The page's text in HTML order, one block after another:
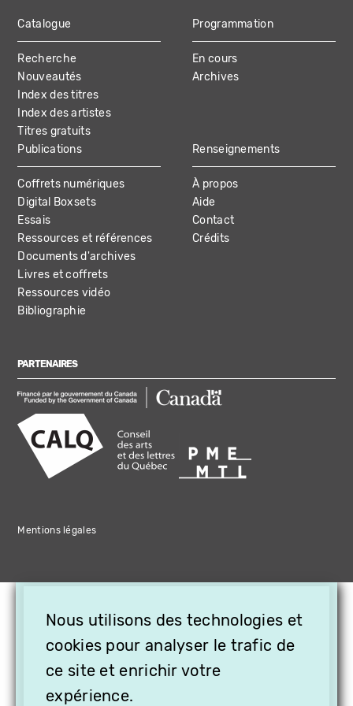
MAIN
NAVIGATION
Catalogue
Recherche
Nouveautés
Index des titres
Index des artistes
Titres gratuits
Programmation
En cours
Archives
Publications
Coffrets numériques
Digital Boxsets
Essais
Ressources et références
Documents d'archives
Livres et coffrets
Ressources vidéo
Bibliographie
Renseignements
À propos
Aide
Contact
Crédits
PARTENAIRES
Mentions légales
Nous utilisons des technologies et
cookies pour analyser le trafic de
ce site et enrichir votre
expérience.
OFFREZ LA VIDÉO EN
CADEAU, ABONNEZ VOS
PROCHES À VITHÈQUE !